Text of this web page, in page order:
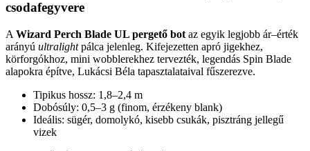
csodafegyvere
A Wizard Perch Blade UL pergető bot az egyik legjobb ár–érték
arányú ultralightpálca jelenleg. Kifejezetten apró jigekhez,
körforgókhoz, mini wobblerekhez tervezték, legendás Spin Blade
alapokra építve, Lukácsi Béla tapasztalataival fűszerezve.
Tipikus hossz: 1,8–2,4 m
Dobósúly: 0,5–3 g (finom, érzékeny blank)
Ideális: sügér, domolykó, kisebb csukák, pisztráng jellegű
vizek